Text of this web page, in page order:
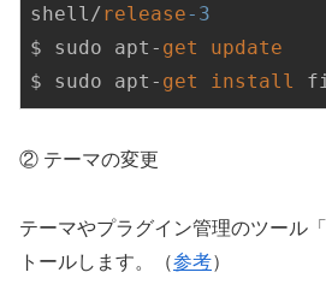
shell/release-3
$ sudo apt- get
update
$ sudo apt- get install
② テーマの変更
テーマやプラグイン管理のツール
トールします。（参考）